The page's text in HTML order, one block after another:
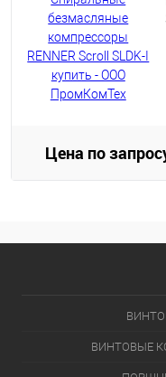
Цена по
ВИНТОВЫЕ